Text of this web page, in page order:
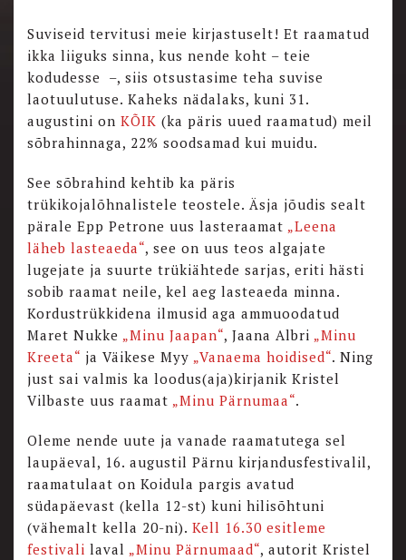
Suviseid tervitusi meie kirjastuselt! Et raamatud
ikka liiguks sinna, kus nende koht – teie
kodudesse –, siis otsustasime teha suvise
laotuulutuse. Kaheks nädalaks, kuni 31.
augustini on KÕIK (ka päris uued raamatud) meil
sõbrahinnaga, 22% soodsamad kui muidu.
See sõbrahind kehtib ka päris
trükikojalõhnalistele teostele. Äsja jõudis sealt
pärale Epp Petrone uus lasteraamat „Leena
läheb lasteaeda“, see on uus teos algajate
lugejate ja suurte trükiähtede sarjas, eriti hästi
sobib raamat neile, kel aeg lasteaeda minna.
Kordustrükkidena ilmusid aga ammuoodatud
Maret Nukke „Minu Jaapan“, Jaana Albri „Minu
Kreeta“ ja Väikese Myy „Vanaema hoidised“. Ning
just sai valmis ka loodus(aja)kirjanik Kristel
Vilbaste uus raamat „Minu Pärnumaa“.
Oleme nende uute ja vanade raamatutega sel
laupäeval, 16. augustil Pärnu kirjandusfestivalil,
raamatulaat on Koidula pargis avatud
südapäevast (kella 12-st) kuni hilisõhtuni
(vähemalt kella 20-ni). Kell 16.30 esitleme
festivali laval „Minu Pärnumaad“, autorit Kristel